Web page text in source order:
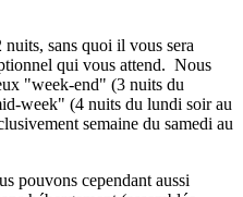
sans quoi il vous sera
qui vous attend. Nous
"week-end" (3 nuits du
week" (4 nuits du lundi soir au
semaine du samedi au
pouvons cependant aussi